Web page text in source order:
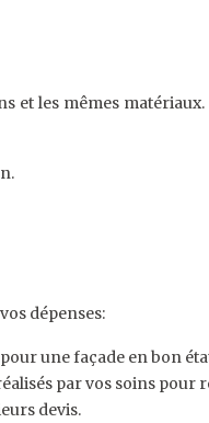
et les mêmes
dépenses:
une façade en bon
par vos soins pour
devis.